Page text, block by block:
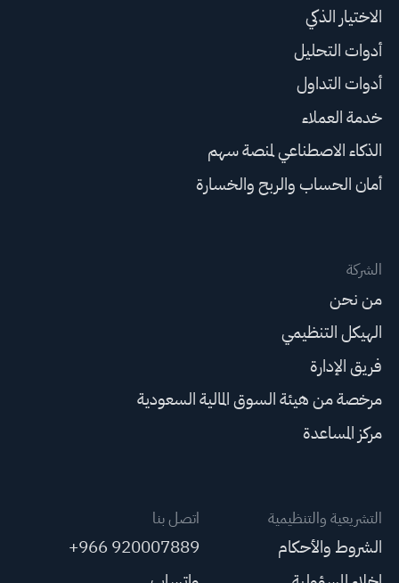
الاختيار الذكي
أدوات التحليل
أدوات التداول
خدمة العملاء
الذكاء الاصطناعي لمنصة سهم
أمان الحساب والربح والخسارة
الشركة
من نحن
الهيكل التنظيمي
فريق الإدارة
مرخصة من هيئة السوق المالية السعودية
مركز المساعدة
التشريعية والتنظيمية
الشروط والأحكام
اتصل بنا
+966 920007889